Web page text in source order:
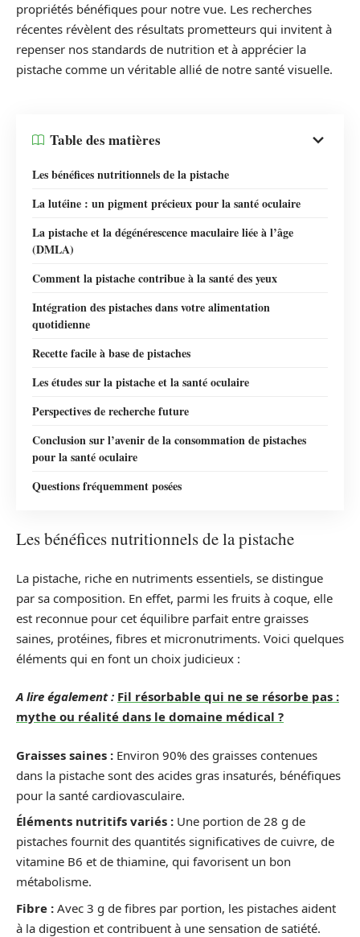
propriétés bénéfiques pour notre vue. Les recherches
récentes révèlent des résultats prometteurs qui invitent à
repenser nos standards de nutrition et à apprécier la
pistache comme un véritable allié de notre santé visuelle.
Table des matières
Les bénéfices nutritionnels de la pistache
La lutéine : un pigment précieux pour la santé oculaire
La pistache et la dégénérescence maculaire liée à l’âge
(DMLA)
Comment la pistache contribue à la santé des yeux
Intégration des pistaches dans votre alimentation
quotidienne
Recette facile à base de pistaches
Les études sur la pistache et la santé oculaire
Perspectives de recherche future
Conclusion sur l’avenir de la consommation de pistaches
pour la santé oculaire
Questions fréquemment posées
Les bénéfices nutritionnels de la pistache
La pistache, riche en nutriments essentiels, se distingue
par sa composition. En effet, parmi les fruits à coque, elle
est reconnue pour cet équilibre parfait entre graisses
saines, protéines, fibres et micronutriments. Voici quelques
éléments qui en font un choix judicieux :
A lire également : Fil résorbable qui ne se résorbe pas :
mythe ou réalité dans le domaine médical ?
Graisses saines : Environ 90% des graisses contenues
dans la pistache sont des acides gras insaturés, bénéfiques
pour la santé cardiovasculaire.
Éléments nutritifs variés : Une portion de 28 g de
pistaches fournit des quantités significatives de cuivre, de
vitamine B6 et de thiamine, qui favorisent un bon
métabolisme.
Fibre : Avec 3 g de fibres par portion, les pistaches aident
à la digestion et contribuent à une sensation de satiété.